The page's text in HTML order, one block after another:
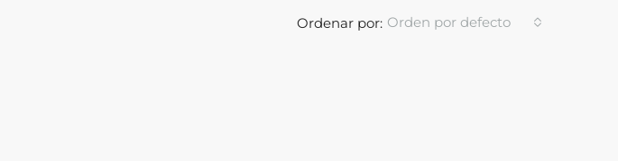
Ordenar por: Orden por defecto